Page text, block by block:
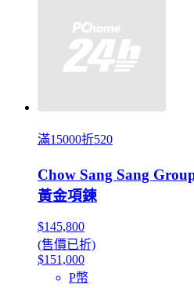
滿15000折520
Chow Sang Sang
黃金項鍊
$145,800
(售價已折)
$151,000
P幣